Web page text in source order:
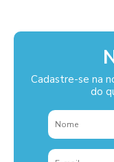
Cadastre-se na
do